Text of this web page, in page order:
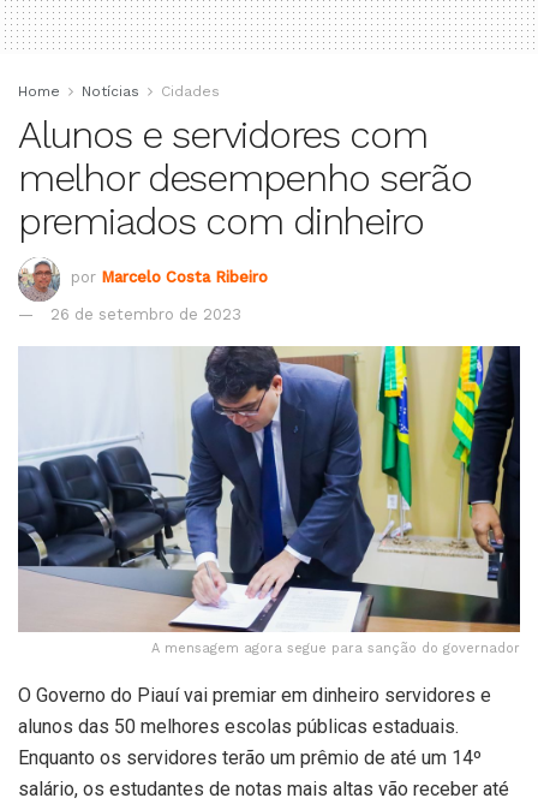
Home Notícias Cidades
Alunos e servidores com
melhor desempenho serão
premiados com dinheiro
por Marcelo Costa Ribeiro
26 de setembro de 2023
A mensagem agora segue para sanção do governador
O Governo do Piauí vai premiar em dinheiro servidores e
alunos das 50 melhores escolas públicas estaduais.
Enquanto os servidores terão um prêmio de até um 14º
salário, os estudantes de notas mais altas vão receber até